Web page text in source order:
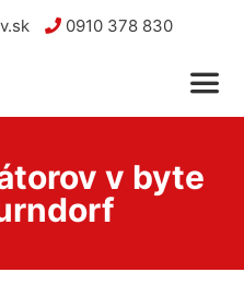
0910 378 830
v byte